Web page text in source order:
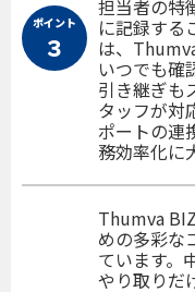
ポイント
３
担当者の特
に記録する
は、
いつでも確
引き継ぎも
タッフが対
ポートの連
務効率化に
Thumva
めの多彩な
ています。
やり取りだ